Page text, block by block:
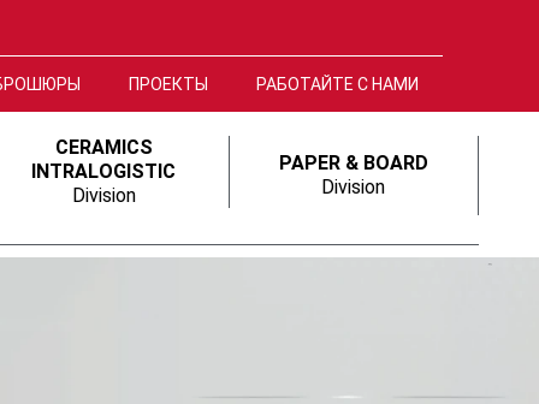
ПРОЕКТЫ РАБОТАЙТЕ С НАМИ
CERAMICS
INTRALOGISTIC
Division
PAPER & BOARD
Division